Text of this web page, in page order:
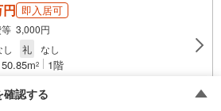
即入居可
3,000円
し 礼 なし
50.85m2 1階
確認する